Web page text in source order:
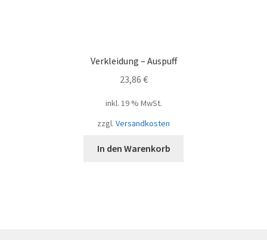
Verkleidung – Auspuff
23,86 €
inkl. 19 % MwSt.
zzgl. Versandkosten
In den Warenkorb